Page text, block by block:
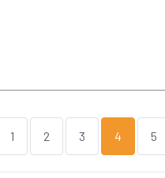
1 2 3 4 5